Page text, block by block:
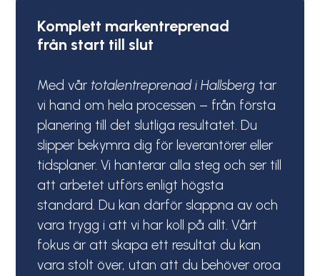
Komplett markentreprenad
från start till slut
Med vår totalentreprenad i Hallsberg tar
vi hand om hela processen – från första
planering till det slutliga resultatet. Du
slipper bekymra dig för leverantörer eller
tidsplaner. Vi hanterar alla steg och ser till
att arbetet utförs enligt högsta
standard. Du kan därför slappna av och
vara trygg i att vi har koll på allt. Vårt
fokus är att skapa ett resultat du kan
vara stolt över, utan att du behöver oroa